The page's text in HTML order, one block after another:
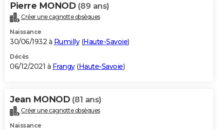
Pierre MONOD (89 ans)
Créer une cagnotte obsèques
Naissance
30/06/1932 à Rumilly(Haute-Savoie)
Décès
06/12/2021 à Frangy(Haute-Savoie)
Jean MONOD (81 ans)
Créer une cagnotte obsèques
Naissance